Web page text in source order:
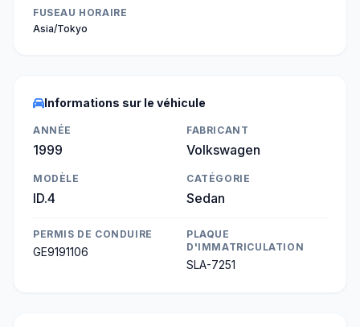
FUSEAU HORAIRE
Asia/Tokyo
Informations sur le véhicule
ANNÉE
1999
FABRICANT
Volkswagen
MODÈLE
ID.4
CATÉGORIE
Sedan
PERMIS DE CONDUIRE
GE9191106
PLAQUE
D'IMMATRICULATION
SLA-7251